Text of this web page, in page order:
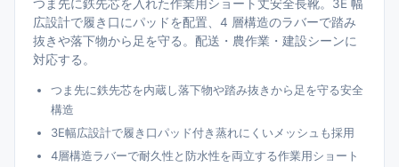
つま先に鉄先芯を入れた作業用ショート丈安全長靴。3E 幅
広設計で履き口にパッドを配置、4 層構造のラバーで踏み
抜きや落下物から足を守る。配送・農作業・建設シーンに
対応する。
つま先に鉄先芯を内蔵し落下物や踏み抜きから足を守る安全
構造
3E幅広設計で履き口パッド付き蒸れにくいメッシュも採用
4層構造ラバーで耐久性と防水性を両立する作業用ショート